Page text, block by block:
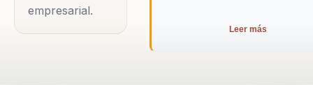
empresarial.
Leer más